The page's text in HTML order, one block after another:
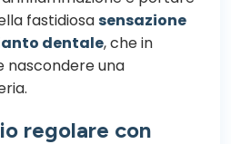
fastidiosasensazione
dentale, che in
nascondere una
regolare con